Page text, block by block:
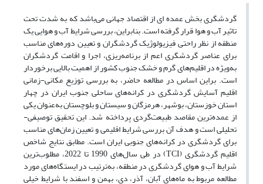
گردشگری بخش عمده ای از اقتصاد جهانی می‌باشد که به شدت تحت
تاثیر آب و هوا قرار گرفته است. بنابراین، بررسی شرایط آب و هوایی یک
منطقه از نظر راحتی ‏فیزیولوژیک گردشگران و تعیین دوره‌های مناسب
برای عناصر گردشگری اعم از برنامه‌ریزی، اجرا و اقامت گردشگران
به‌ویژه در ‏اقلیم‌های گرم و خشک جنوب کشور از اهمیت بالایی برخوردار
است. براین اساس در مطالعه حاضر، به بررسی توزیع ‏مکانی-زمانی
اقلیم آسایش گردشگری در کرانه‌های ساحلی جنوب ایران در چهار
استان خوزستان، بوشهر، هرمزگان و سیستان و بلوچستان به‌عنوان ‏یکی
از عمده‌ترین مقاصد طبیعت‌گردی پرداخته شد.‏ این تحقیق توصیفی-
تحلیلی است و هدف آن بررسی شرایط اقلیمی و تعیین زمان‌های مناسب
برای گردشگری در کرانه‌های جنوبی ایران است. مطابق نتایج شاخص
اقلیم گردشگری (TCI) در طی سال‌های 1990 تا 2022، مطلوب‌ترین
شرایط آب و ‏هوای گردشگری در منطقه، به‌ترتیب در ایستگاه‌های مورد
مطالعه مربوط به ‏ماه‌های آبان، آذر، دی، بهمن و ‏اسفند با شرایط خیلی